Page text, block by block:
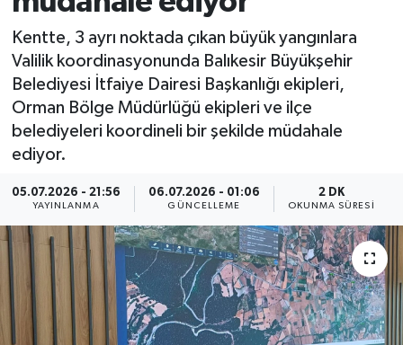
Kentte, 3 ayrı noktada çıkan büyük yangınlara
Valilik koordinasyonunda Balıkesir Büyükşehir
Belediyesi İtfaiye Dairesi Başkanlığı ekipleri,
Orman Bölge Müdürlüğü ekipleri ve ilçe
belediyeleri koordineli bir şekilde müdahale
ediyor.
05.07.2026 - 21:56
YAYINLANMA
06.07.2026 - 01:06
GÜNCELLEME
2 DK
OKUNMA SÜRESI
Haber Arşivi